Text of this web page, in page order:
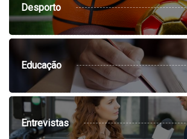
Desporto
Educação
Entrevistas